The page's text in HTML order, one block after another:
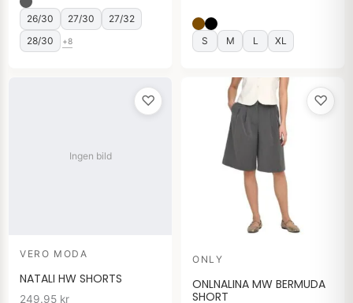
26/30 27/30
27/32
28/30
+8 S M L XL
♡
Ingen bild
VERO MODA
NATALI HW SHORTS
249.95 kr
♡
ONLY
ONLNALINA MW BERMUDA
SHORT